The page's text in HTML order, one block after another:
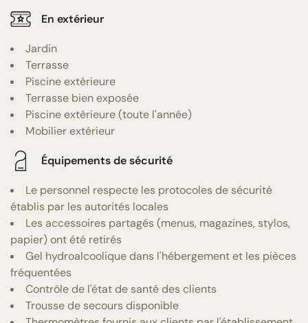
En extérieur
Jardin
Terrasse
Piscine extérieure
Terrasse bien exposée
Piscine extérieure (toute l'année)
Mobilier extérieur
Équipements de sécurité
Le personnel respecte les protocoles de sécurité
établis par les autorités locales
Les accessoires partagés (menus, magazines, stylos,
papier) ont été retirés
Gel hydroalcoolique dans l'hébergement et les pièces
fréquentées
Contrôle de l'état de santé des clients
Trousse de secours disponible